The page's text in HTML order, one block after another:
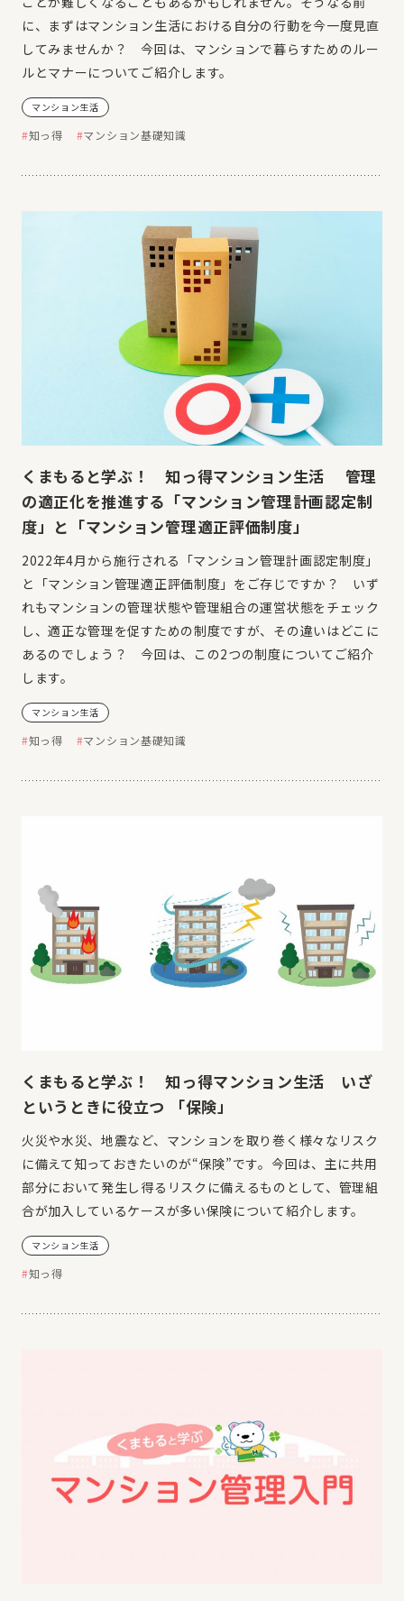
に、まずはマンション生活における自分の行動を今一度見直
してみませんか？ 今回は、マンションで暮らすためのルー
ルとマナーについてご紹介します。
マンション生活
知っ得 マンション基礎知識
くまもると学ぶ！ 知っ得マンション生活 管理
の適正化を推進する「マンション管理計画認定制
度」と「マンション管理適正評価制度」
2022年4月から施行される「マンション管理計画認定制度」
と「マンション管理適正評価制度」をご存じですか？ いず
れもマンションの管理状態や管理組合の運営状態をチェック
し、適正な管理を促すための制度ですが、その違いはどこに
あるのでしょう？ 今回は、この2つの制度についてご紹介
します。
マンション生活
知っ得 マンション基礎知識
くまもると学ぶ！ 知っ得マンション生活 いざ
というときに役立つ 「保険」
火災や水災、地震など、マンションを取り巻く様々なリスク
に備えて知っておきたいのが“保険”です。今回は、主に共用
部分において発生し得るリスクに備えるものとして、管理組
合が加入しているケースが多い保険について紹介します。
マンション生活
知っ得